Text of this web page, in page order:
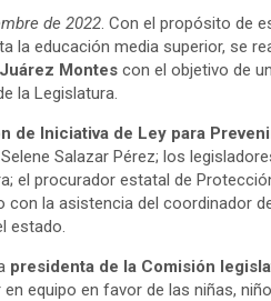
de 2022. Con el propósito de
la educación media superior, se
Montes con el objetivo de
la Legislatura.
de Iniciativa de Ley para
Salazar Pérez; los
el procurador estatal de
con la asistencia del coordinador
estado.
presidenta de la Comisión
equipo en favor de las niñas,